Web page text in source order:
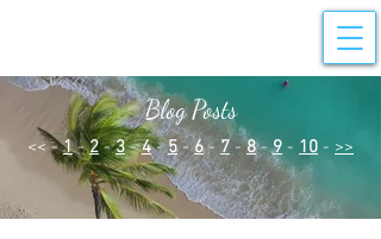
Blog Posts
<< - 1 - 2-3 -4 -5-6- 7 -8 - 9 - 10 - >>